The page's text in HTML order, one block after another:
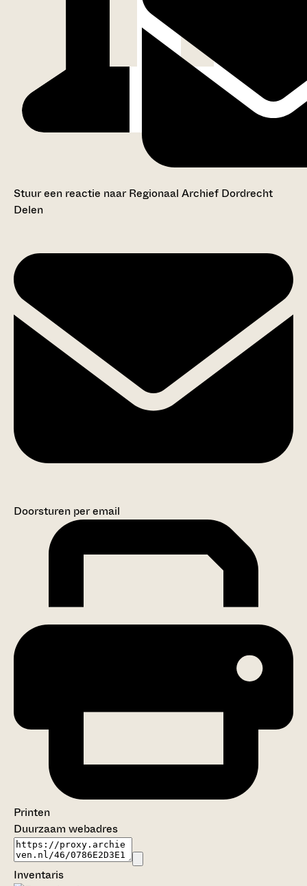
Stuur een reactie naar Regionaal Archief Dordrecht
Delen
Doorsturen per email
Printen
Duurzaam webadres
Inventaris